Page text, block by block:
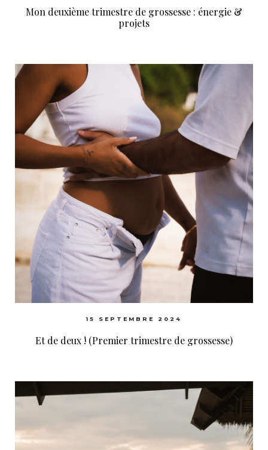
Mon deuxième trimestre de grossesse : énergie &
projets
15 SEPTEMBRE 2024
Et de deux ! (Premier trimestre de grossesse)